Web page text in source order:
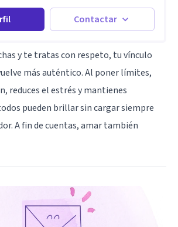
Contactar
y te tratas con respeto, tu vínculo
más auténtico. Al poner límites,
reduces el estrés y mantienes
pueden brillar sin cargar siempre
A fin de cuentas, amar también